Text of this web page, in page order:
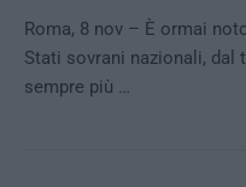
Roma, 8 nov – È ormai
Stati sovrani nazionali, dal
sempre più …